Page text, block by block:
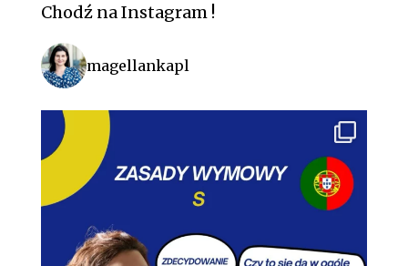
Chodź na Instagram !
magellankapl